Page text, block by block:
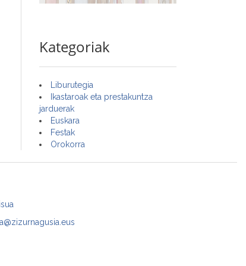
Kategoriak
Liburutegia
Ikastaroak eta prestakuntza
jarduerak
Euskara
Festak
Orokorra